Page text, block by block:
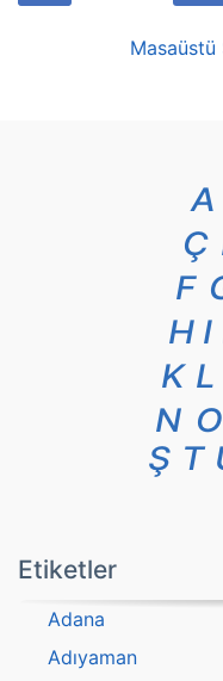
Masaüstü
A
Ç
F
H I
K L
N O
Ş T
Etiketler
Adana
Adıyaman